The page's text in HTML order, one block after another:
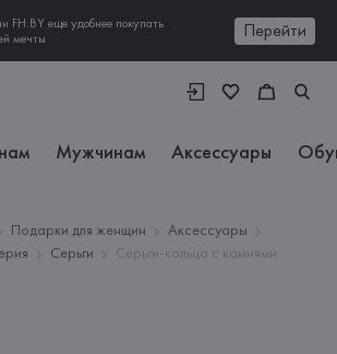
FH.BY еще удобнее покупать
мечты
Перейти
Мужчинам Аксессуары
Подарки для женщин
Аксессуары
Серьги Серьги-кольца с камнями